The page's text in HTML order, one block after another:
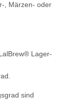
, Märzen- oder
Lager-
sind